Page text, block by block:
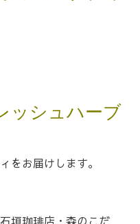
ッシュハーブ
をお届けします。
垣珈琲店・森のこだ